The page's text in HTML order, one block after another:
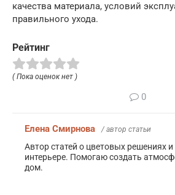
качества материала, условий
правильного ухода.
Рейтинг
( Пока оценок нет )
0
Елена Смирнова / автор статьи
Автор статей о цветовых решениях и
интерьере. Помогаю создать
дом.